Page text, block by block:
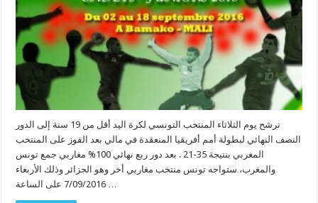
ترشح يوم الثلاثاء المنتخب التونسي لكرة اليد أقل من 19 سنة إلى الدور
النصف النهائي لبطولة أمم أفريقيا المنعقدة في مالي بعد الفوز على المنتخب
المغربي بنتيجة 35-21 . بعد دور ربع نهائي 100% مغاربي جمع تونس
والمغرب، ستواجه تونس منتخب مغاربي أخر وهو الجزائر وذلك الأربعاء